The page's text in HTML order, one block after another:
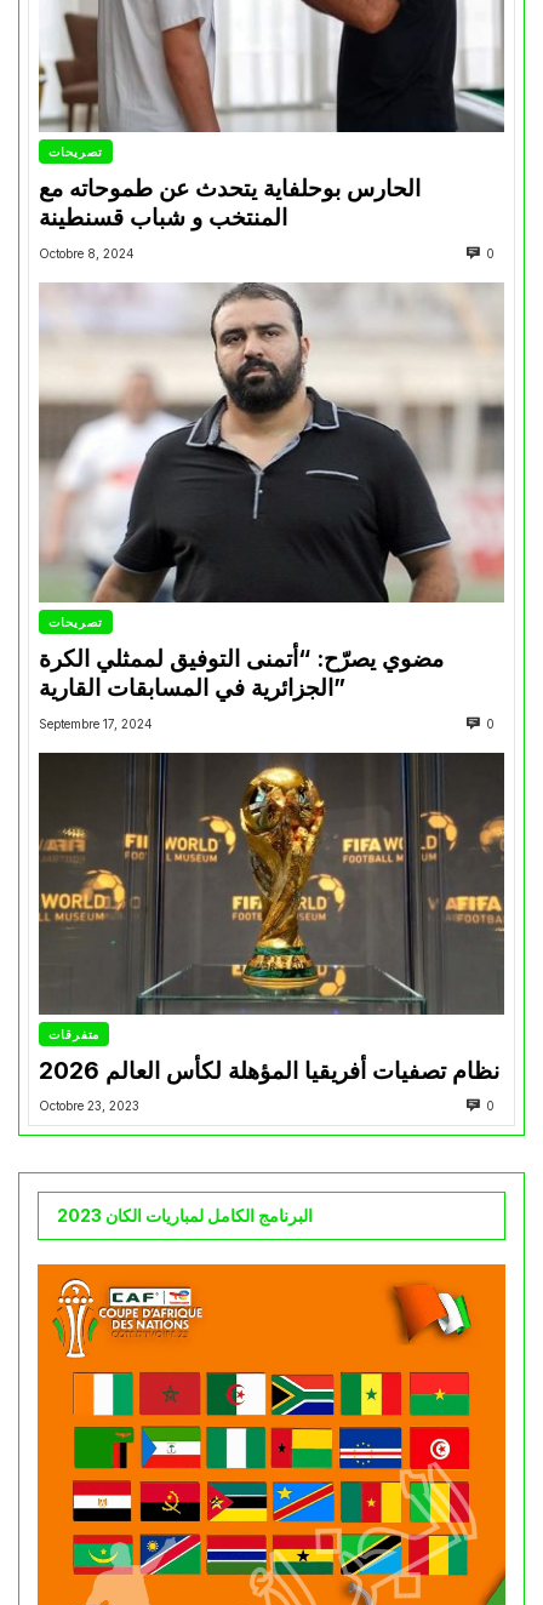
تصريحات
الحارس بوحلفاية يتحدث عن طموحاته مع
المنتخب و شباب قسنطينة
Octobre 8, 2024 0
تصريحات
مضوي يصرّح: “أتمنى التوفيق لممثلي الكرة
الجزائرية في المسابقات القارية”
Septembre 17, 2024 0
متفرقات
نظام تصفيات أفريقيا المؤهلة لكأس العالم 2026
Octobre 23, 2023 0
البرنامج الكامل لمباريات الكان 2023